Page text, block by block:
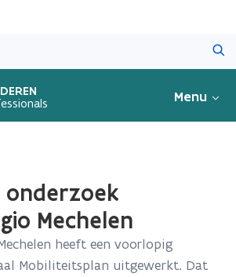
Menu
onderzoek
Mechelen
heeft een voorlopig
Mobiliteitsplan uitgewerkt. Dat